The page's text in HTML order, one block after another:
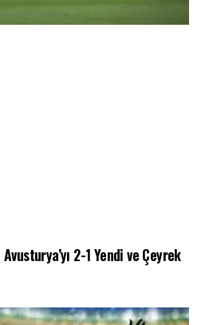
2-1 Yendi ve Çeyrek